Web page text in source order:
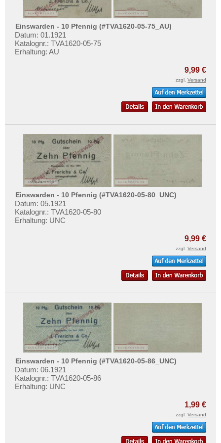
Emmerich
Ems, Bad
Ennigerloh
Eschwege
Esens
Esingen
Essen
Esslingen
Ettal
Ettenheim
Orte mit J...
Orte mit K...
Orte mit L...
Orte mit M...
Orte mit N...
Orte mit O...
Testbanknoten
Banknotenbriefe
Kataloge
Aufbewahrung
Informationen
Preislisten
Ankauf
Erhaltungsgrade
Gratisbanknoten
FAQ
Mehr über...
AGB
Impressum
Einswarden - 10 Pfennig (#TVA1620-05-75_AU)
Datum: 01.1921
Katalognr.: TVA1620-05-75
Erhaltung: AU
9,99 €
zzgl. Versand
Einswarden - 10 Pfennig (#TVA1620-05-80_UNC)
Datum: 05.1921
Katalognr.: TVA1620-05-80
Erhaltung: UNC
9,99 €
zzgl. Versand
Einswarden - 10 Pfennig (#TVA1620-05-86_UNC)
Datum: 06.1921
Katalognr.: TVA1620-05-86
Erhaltung: UNC
1,99 €
zzgl. Versand